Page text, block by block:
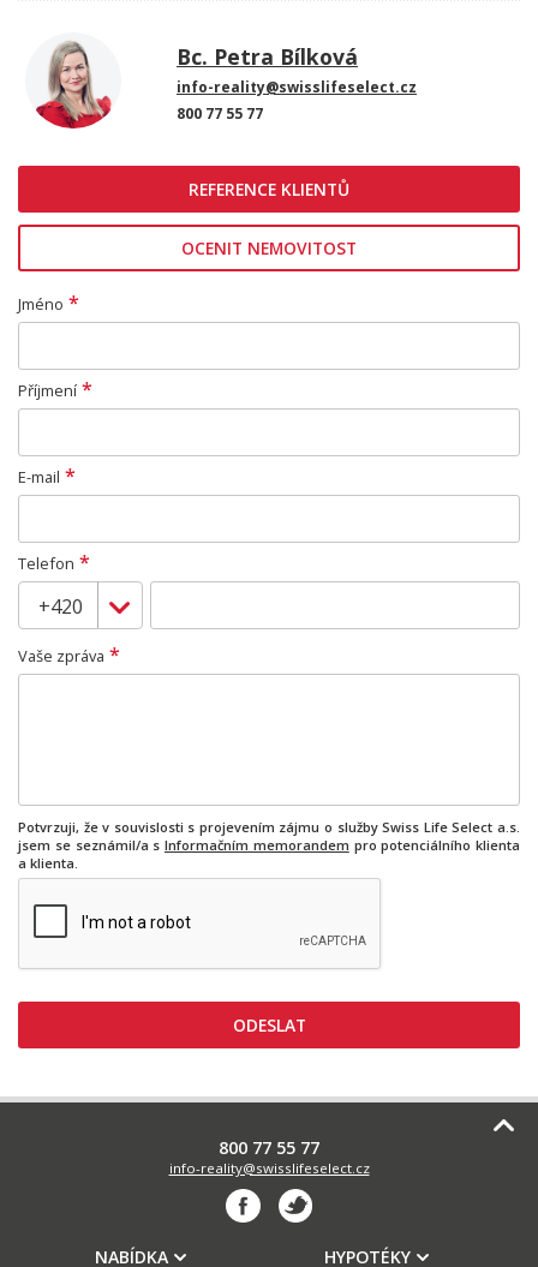
Bc. Petra Bílková
info-reality@swisslifeselect.cz
800 77 55 77
REFERENCE KLIENTŮ
OCENIT NEMOVITOST
Jméno *
Příjmení *
E-mail *
Telefon *
Vaše zpráva *
Potvrzuji, že v souvislosti s projevením zájmu o služby Swiss Life Select a.s.
jsem se seznámil/a s Informačním memorandem pro potenciálního klienta
a klienta.
800 77 55 77
info-reality@swisslifeselect.cz
NABÍDKA HYPOTÉKY